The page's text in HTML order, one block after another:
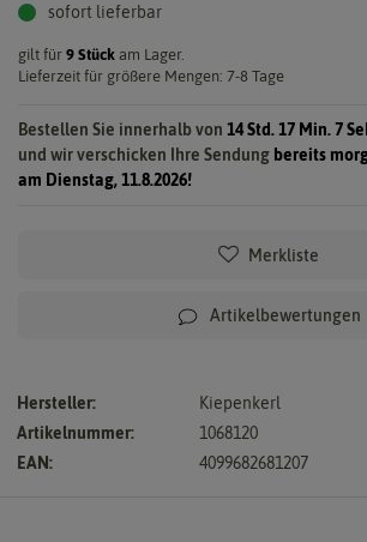
sofort lieferbar
gilt für 9 Stück am Lager.
Lieferzeit für größere Mengen: 7-8 Tage
Bestellen Sie innerhalb von 14 Std. 17 Min. 6
und wir verschicken Ihre Sendung bereits
am Dienstag, 11.8.2026!
Merkliste
Artikelbewertungen
Hersteller:
Kiepenkerl
Artikelnummer:
1068120
EAN:
4099682681207